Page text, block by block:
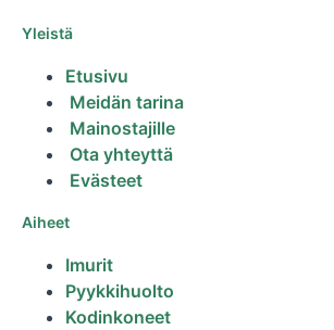
Yleistä
Etusivu
Meidän tarina
Mainostajille
Ota yhteyttä
Evästeet
Aiheet
Imurit
Pyykkihuolto
Kodinkoneet